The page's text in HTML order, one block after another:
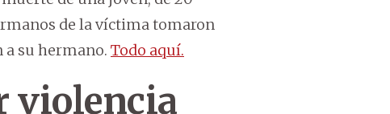
de la víctima tomaron
su hermano. Todo aquí.
violencia